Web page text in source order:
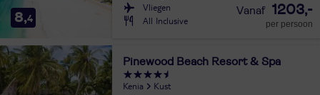
8,4
Vliegen
All Inclusive
1203,-
per persoon
Pinewood Beach Resort & Spa
Kenia
Kust